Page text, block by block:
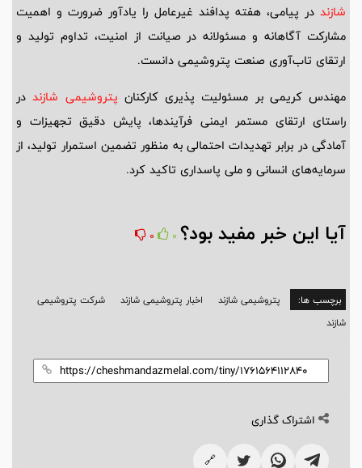
شازند در پیامی، هفته پدافند غیرعامل را یادآور ضرورت و اهمیت
مشارکت آگاهانه و مسئولانه در صیانت از امنیت، تداوم تولید و
ارتقای تاب‌آوری صنعت پتروشیمی دانست.
مهندس کریمی بر مسئولیت پذیری کارکنان پتروشیمی شازنددر
راستای ارتقای مستمر ایمنی فرآیندها، پایش دقیق تجهیزات و
آمادگی در برابر تهدیدات احتمالی به منظور تضمین استمرار تولید، از
سرمایه‌های انسانی و ملی پاسداری تاکید کرد.
آیا این خبر مفید بود؟ 0
0
برچسب ها: پتروشیمی شازند اخبار پتروشیمی شازند
شرکت پتروشیمی
شازند
اشتراک گذاری
🔗